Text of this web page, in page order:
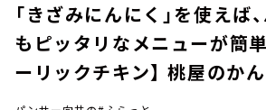
「きざみにんにく」を使えば
もピッタリなメニューが簡単
ーリックチキン】 桃屋のか